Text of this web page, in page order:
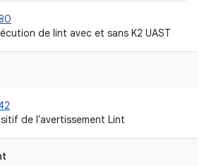
de lint avec et sans K2 UAST
de l'avertissement Lint